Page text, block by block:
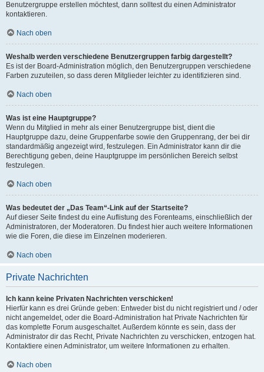
Benutzergruppe erstellen möchtest, dann solltest du einen Administrator
kontaktieren.
Nach oben
Weshalb werden verschiedene Benutzergruppen farbig dargestellt?
Es ist der Board-Administration möglich, den Benutzergruppen verschiedene
Farben zuzuteilen, so dass deren Mitglieder leichter zu identifizieren sind.
Nach oben
Was ist eine Hauptgruppe?
Wenn du Mitglied in mehr als einer Benutzergruppe bist, dient die
Hauptgruppe dazu, deine Gruppenfarbe sowie den Gruppenrang, der bei dir
standardmäßig angezeigt wird, festzulegen. Ein Administrator kann dir die
Berechtigung geben, deine Hauptgruppe im persönlichen Bereich selbst
festzulegen.
Nach oben
Was bedeutet der „Das Team“-Link auf der Startseite?
Auf dieser Seite findest du eine Auflistung des Forenteams, einschließlich der
Administratoren, der Moderatoren. Du findest hier auch weitere Informationen
wie die Foren, die diese im Einzelnen moderieren.
Nach oben
Private Nachrichten
Ich kann keine Privaten Nachrichten verschicken!
Hierfür kann es drei Gründe geben: Entweder bist du nicht registriert und / oder
nicht angemeldet, oder die Board-Administration hat Private Nachrichten für
das komplette Forum ausgeschaltet. Außerdem könnte es sein, dass der
Administrator dir das Recht, Private Nachrichten zu verschicken, entzogen hat.
Kontaktiere einen Administrator, um weitere Informationen zu erhalten.
Nach oben